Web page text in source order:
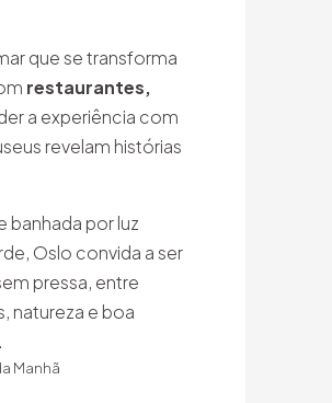
que se transforma
restaurantes,
a experiência com
revelam histórias
banhada por luz
Oslo convida a ser
pressa, entre
natureza e boa
Manhã